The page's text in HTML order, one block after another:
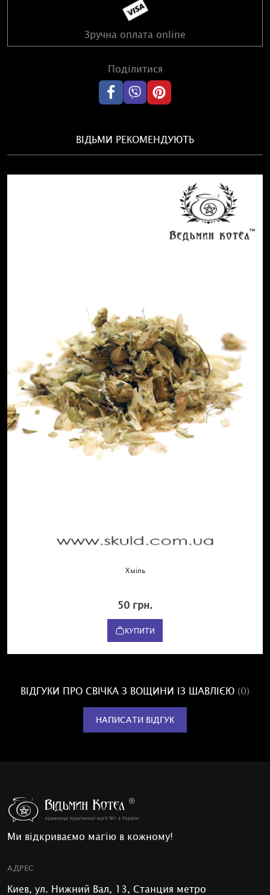
Зручна оплата online
Поділитися
ВІДЬМИ РЕКОМЕНДУЮТЬ
Хміль
50 грн.
КУПИТИ
ВІДГУКИ ПРО СВІЧКА З ВОЩИНИ ІЗ ШАВЛІЄЮ (0)
НАПИСАТИ ВІДГУК
Ми відкриваємо магію в кожному!
АДРЕС
Киев, ул. Нижний Вал, 13, Станция метро